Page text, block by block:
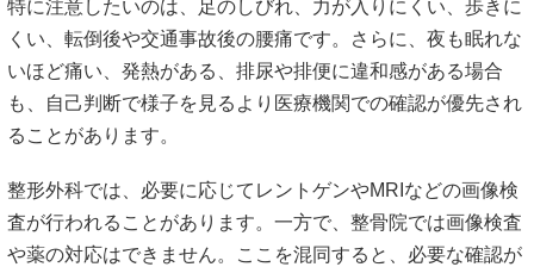
特に注意したいのは、足のしびれ、力が入りにくい、歩きに
くい、転倒後や交通事故後の腰痛です。さらに、夜も眠れな
いほど痛い、発熱がある、排尿や排便に違和感がある場合
も、自己判断で様子を見るより医療機関での確認が優先され
ることがあります。
整形外科では、必要に応じてレントゲンやMRIなどの画像検
査が行われることがあります。一方で、整骨院では画像検査
や薬の対応はできません。ここを混同すると、必要な確認が